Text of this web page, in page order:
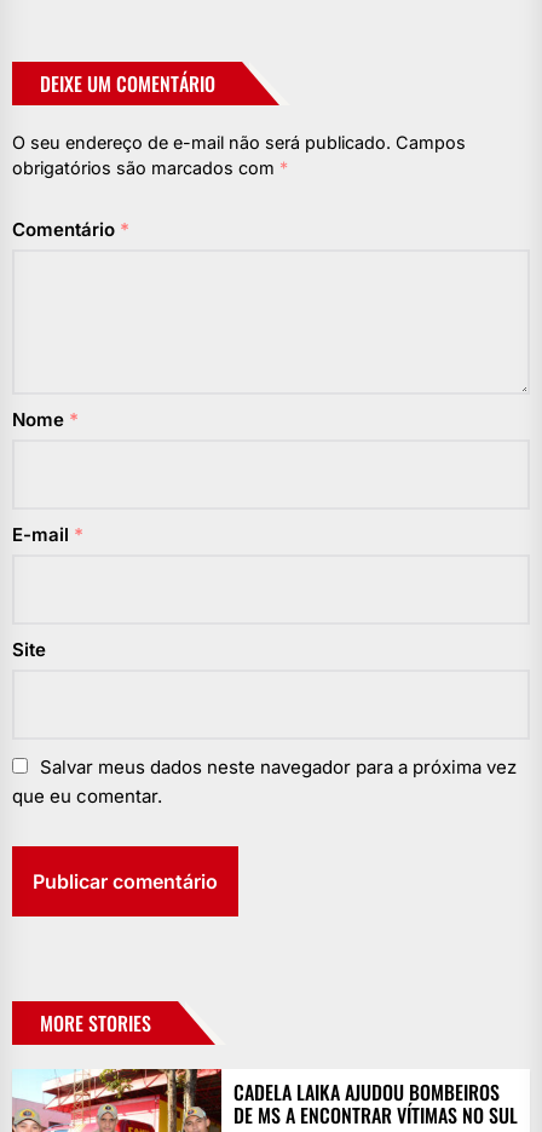
DEIXE UM COMENTÁRIO
O seu endereço de e-mail não será publicado. Campos
obrigatórios são marcados com *
Comentário *
Nome *
E-mail *
Site
Salvar meus dados neste navegador para a próxima vez
que eu comentar.
MORE STORIES
CADELA LAIKA AJUDOU BOMBEIROS
DE MS A ENCONTRAR VÍTIMAS NO SUL